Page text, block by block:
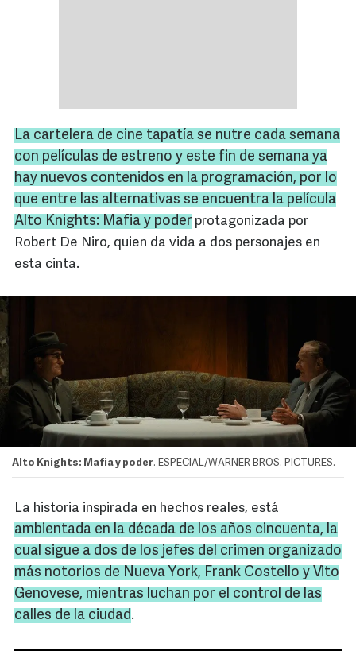
La cartelera de cine tapatía se nutre cada semana
con películas de estreno y este fin de semana ya
hay nuevos contenidos en la programación, por lo
que entre las alternativas se encuentra la película
Alto Knights: Mafia y poder protagonizada por
Robert De Niro, quien da vida a dos personajes en
esta cinta.
Alto Knights: Mafia y poder. ESPECIAL/WARNER BROS. PICTURES.
La historia inspirada en hechos reales, está
ambientada en la década de los años cincuenta, la
cual sigue a dos de los jefes del crimen organizado
más notorios de Nueva York, Frank Costello y Vito
Genovese, mientras luchan por el control de las
calles de la ciudad.